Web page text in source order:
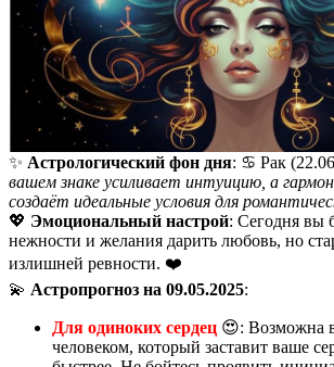
✨ Астрологический фон дня: ♋️ Рак
вашем знаке усиливает интуицию, а
создаёт идеальные условия для
💖 Эмоциональный настрой: Сегодня вы
нежности и желания дарить любовь, но
излишней ревности. ❤️
💫 Астропрогноз на 09.05.2025:
Для одиноких сердец 😍: Возможна
человеком, который заставит ваше